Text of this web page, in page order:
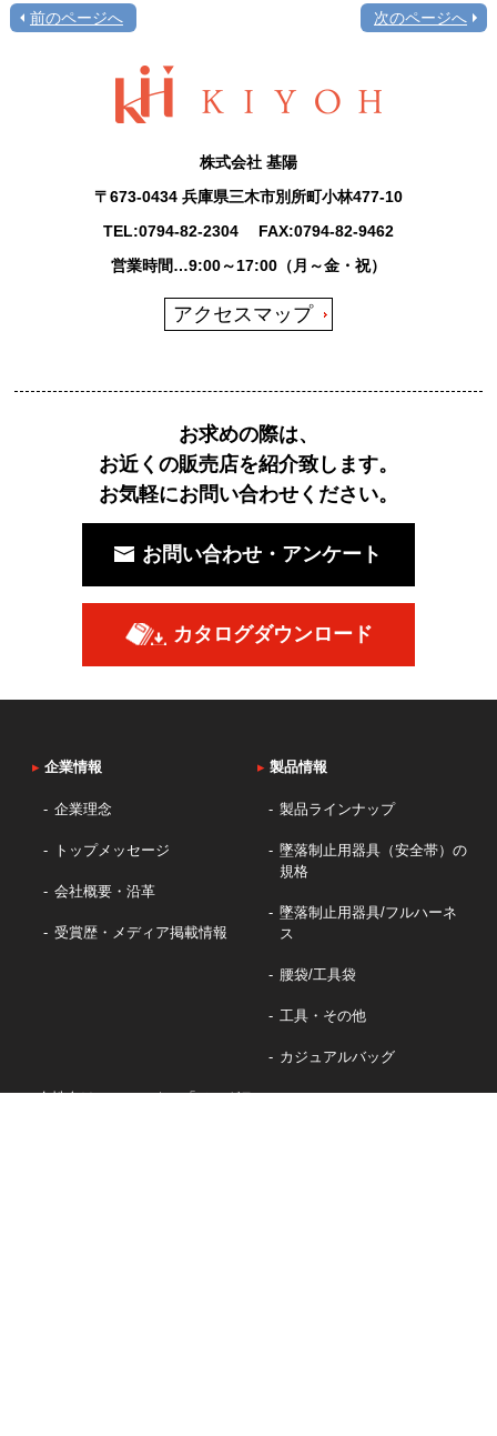
前のページへ 次のページへ
株式会社 基陽
〒673-0434 兵庫県三木市別所町小林477-10
TEL:0794-82-2304FAX:0794-82-9462
営業時間…9:00～17:00（月～金・祝）
アクセスマップ
お求めの際は、
お近くの販売店を紹介致します。
お気軽にお問い合わせください。
お問い合わせ・アンケート
カタログダウンロード
▸ 企業情報
企業理念
トップメッセージ
会社概要・沿革
受賞歴・メディア掲載情報
▸ 製品情報
製品ラインナップ
墜落制止用器具（安全帯）の
規格
墜落制止用器具/フルハーネ
ス
腰袋/工具袋
工具・その他
カジュアルバッグ
女性向けフルハーネス「ノングラ」